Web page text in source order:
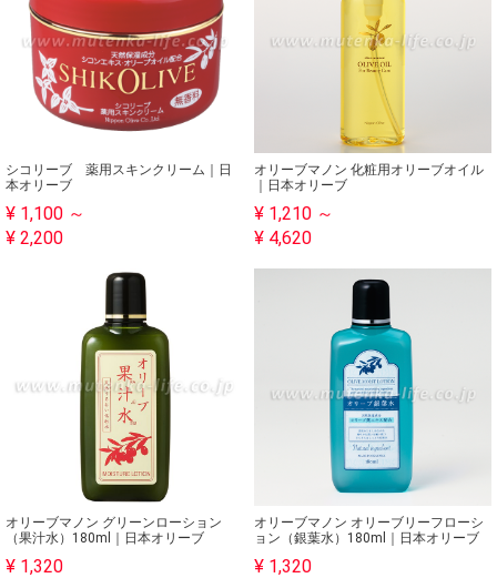
シコリーブ 薬用スキンクリーム｜日
本オリーブ
¥ 1,100 ～
¥ 2,200
オリーブマノン 化粧用オリーブオイル
｜日本オリーブ
¥ 1,210 ～
¥ 4,620
オリーブマノン グリーンローション
（果汁水）180ml｜日本オリーブ
¥ 1,320
オリーブマノン オリーブリーフローシ
ョン（銀葉水）180ml｜日本オリーブ
¥ 1,320